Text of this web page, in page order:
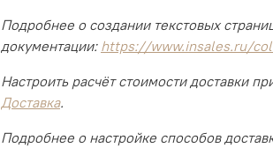
Подробнее о создании текстовых
документации: https://www.insales.ru/
Настроить расчёт стоимости доставки
Доставка.
Подробнее о настройке способов